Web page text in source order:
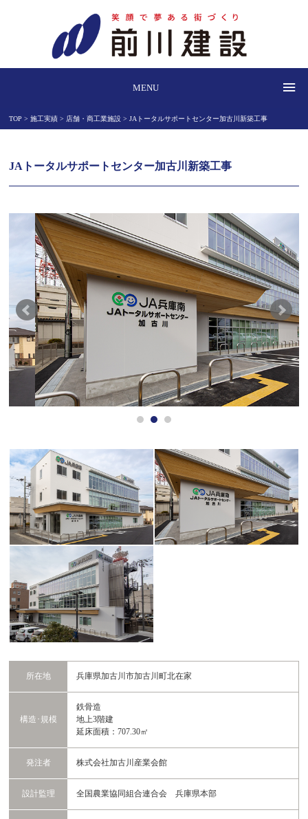
MENU
TOP > 施工実績 > 店舗・商工業施設 > JAトータルサポートセンター加古川新築工事
JAトータルサポートセンター加古川新築工事
所在地 兵庫県加古川市加古川町北在家
構造･規模
鉄骨造
地上3階建
延床面積：707.30㎡
発注者 株式会社加古川産業会館
設計監理 全国農業協同組合連合会 兵庫県本部